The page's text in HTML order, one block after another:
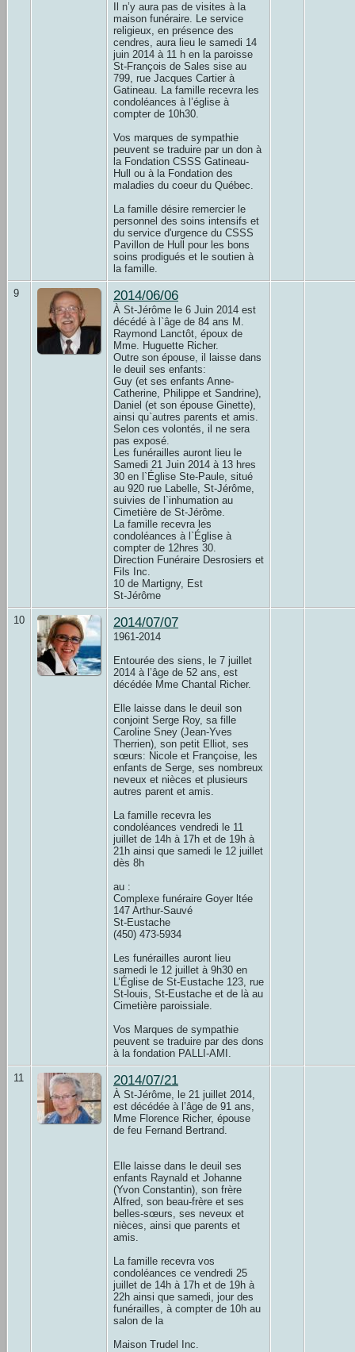
Il n’y aura pas de visites à la
maison funéraire. Le service
religieux, en présence des
cendres, aura lieu le samedi 14
juin 2014 à 11 h en la paroisse
St-François de Sales sise au
799, rue Jacques Cartier à
Gatineau. La famille recevra les
condoléances à l’église à
compter de 10h30.
Vos marques de sympathie
peuvent se traduire par un don à
la Fondation CSSS Gatineau-
Hull ou à la Fondation des
maladies du coeur du Québec.
La famille désire remercier le
personnel des soins intensifs et
du service d'urgence du CSSS
Pavillon de Hull pour les bons
soins prodigués et le soutien à
la famille.
9 2014/06/06
À St-Jérôme le 6 Juin 2014 est
décédé à l`âge de 84 ans M.
Raymond Lanctôt, époux de
Mme. Huguette Richer.
Outre son épouse, il laisse dans
le deuil ses enfants:
Guy (et ses enfants Anne-
Catherine, Philippe et Sandrine),
Daniel (et son épouse Ginette),
ainsi qu`autres parents et amis.
Selon ces volontés, il ne sera
pas exposé.
Les funérailles auront lieu le
Samedi 21 Juin 2014 à 13 hres
30 en l`Église Ste-Paule, situé
au 920 rue Labelle, St-Jérôme,
suivies de l`inhumation au
Cimetière de St-Jérôme.
La famille recevra les
condoléances à l`Église à
compter de 12hres 30.
Direction Funéraire Desrosiers et
Fils Inc.
10 de Martigny, Est
St-Jérôme
10 2014/07/07
1961-2014
Entourée des siens, le 7 juillet
2014 à l’âge de 52 ans, est
décédée Mme Chantal Richer.
Elle laisse dans le deuil son
conjoint Serge Roy, sa fille
Caroline Sney (Jean-Yves
Therrien), son petit Elliot, ses
sœurs: Nicole et Françoise, les
enfants de Serge, ses nombreux
neveux et nièces et plusieurs
autres parent et amis.
La famille recevra les
condoléances vendredi le 11
juillet de 14h à 17h et de 19h à
21h ainsi que samedi le 12 juillet
dès 8h
au :
Complexe funéraire Goyer ltée
147 Arthur-Sauvé
St-Eustache
(450) 473-5934
Les funérailles auront lieu
samedi le 12 juillet à 9h30 en
L’Église de St-Eustache 123, rue
St-louis, St-Eustache et de là au
Cimetière paroissiale.
Vos Marques de sympathie
peuvent se traduire par des dons
à la fondation PALLI-AMI.
11 2014/07/21
À St-Jérôme, le 21 juillet 2014,
est décédée à l’âge de 91 ans,
Mme Florence Richer, épouse
de feu Fernand Bertrand.
Elle laisse dans le deuil ses
enfants Raynald et Johanne
(Yvon Constantin), son frère
Alfred, son beau-frère et ses
belles-sœurs, ses neveux et
nièces, ainsi que parents et
amis.
La famille recevra vos
condoléances ce vendredi 25
juillet de 14h à 17h et de 19h à
22h ainsi que samedi, jour des
funérailles, à compter de 10h au
salon de la
Maison Trudel Inc.